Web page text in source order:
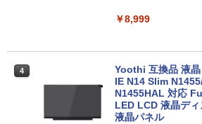
付き Windows11
￥21,800
【★最大100%ポイ
トップPC NucBox
￥46,248
Office2024付き デ
トップ パソコン ビ
￥8,999
4
Yoothi 互換品 液
IE N14 Slim
N1455HAL 対応
LED LCD 液晶デ
液晶パネル